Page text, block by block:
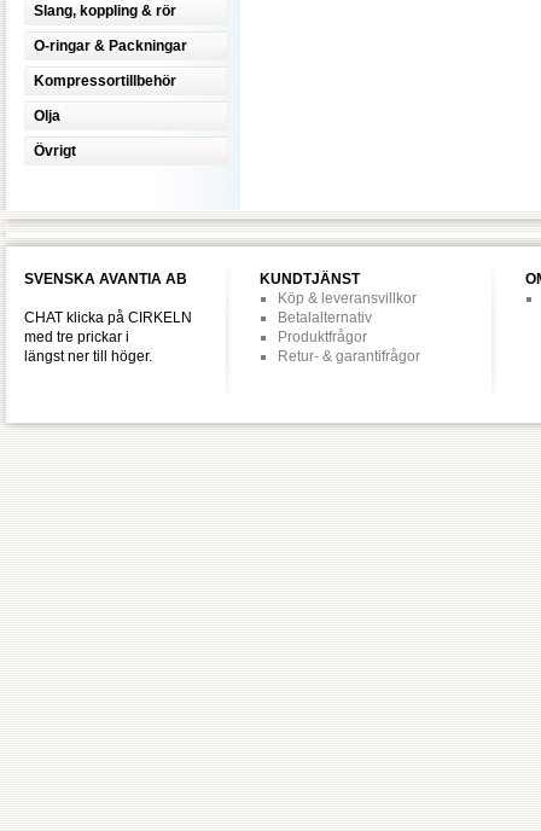
Slang, koppling & rör
O-ringar & Packningar
Kompressortillbehör
Olja
Övrigt
SVENSKA AVANTIA AB
CHAT klicka på CIRKELN
med tre prickar i
längst ner till höger.
KUNDTJÄNST
Köp & leveransvillkor
Betalalternativ
Produktfrågor
Retur- & garantifrågor